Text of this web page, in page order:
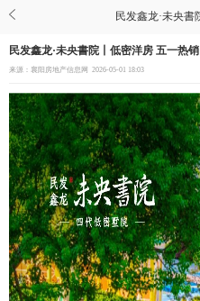
民发鑫龙·未央書院丨低密洋房 五一热销
来源：襄阳房地产信息网 2026-05-01 18:03